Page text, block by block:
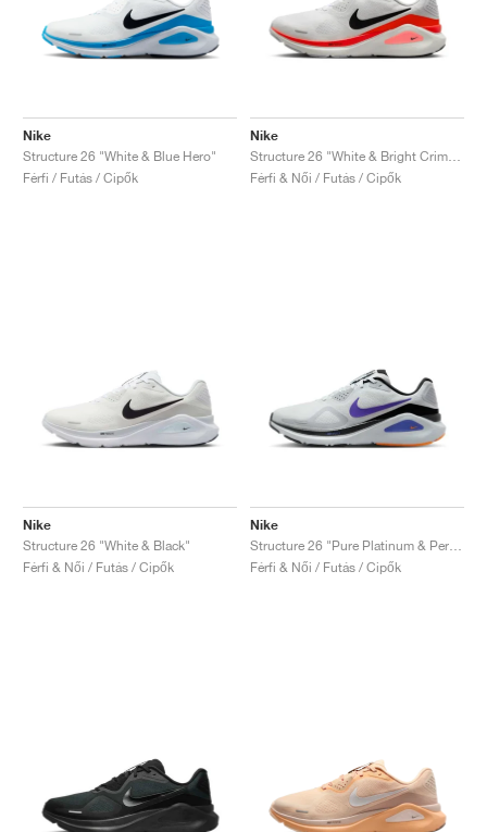
Nike
Structure 26 "White & Blue Hero"
Férfi / Futás / Cipők
Nike
Férfi & Női / Futás / Cipők
Nike
Structure 26 "White & Black"
Férfi & Női / Futás / Cipők
Nike
Férfi & Női / Futás / Cipők